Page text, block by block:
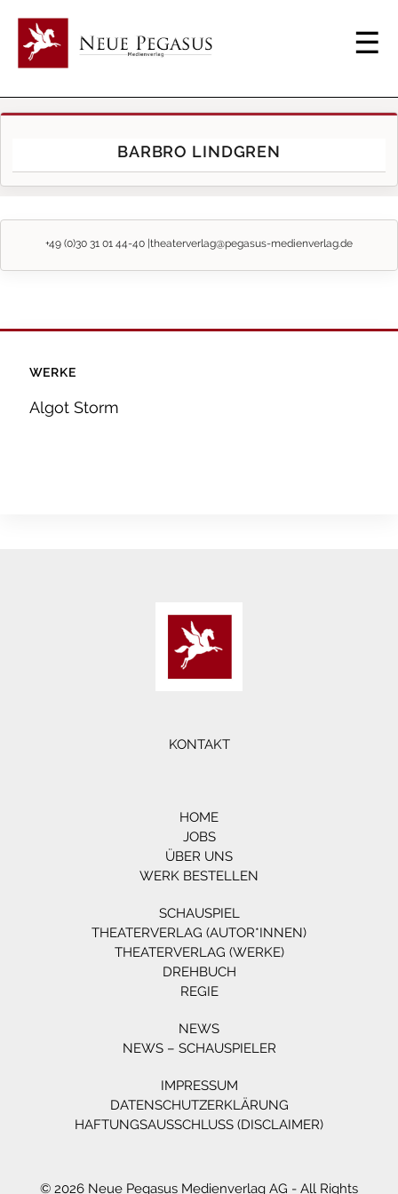
BARBRO LINDGREN
+49 (0)30 31 01 44-40 |theaterverlag@pegasus-medienverlag.de
WERKE
Algot Storm
KONTAKT
HOME
JOBS
ÜBER UNS
WERK BESTELLEN
SCHAUSPIEL
THEATERVERLAG (AUTOR*INNEN)
THEATERVERLAG (WERKE)
DREHBUCH
REGIE
NEWS
NEWS – SCHAUSPIELER
IMPRESSUM
DATENSCHUTZERKLÄRUNG
HAFTUNGSAUSSCHLUSS (DISCLAIMER)
© 2026 Neue Pegasus Medienverlag AG - All Rights